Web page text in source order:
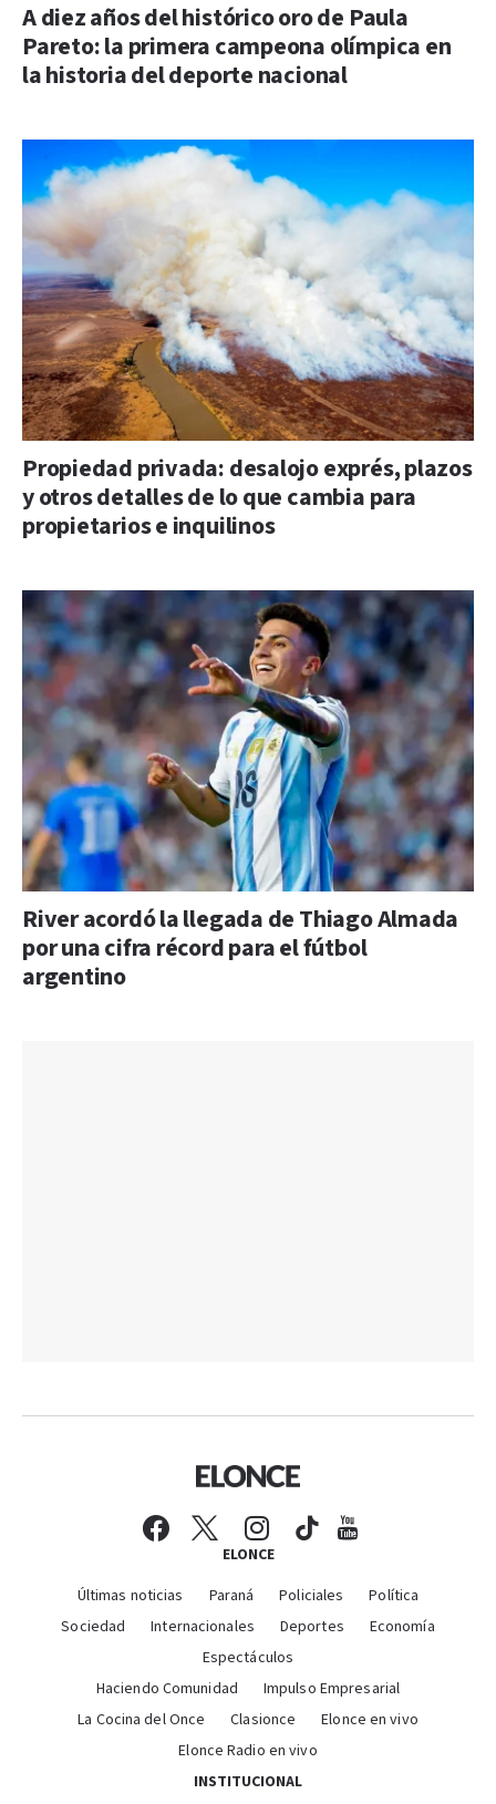
A diez años del histórico oro de Paula
Pareto: la primera campeona olímpica en
la historia del deporte nacional
Propiedad privada: desalojo exprés, plazos
y otros detalles de lo que cambia para
propietarios e inquilinos
River acordó la llegada de Thiago Almada
por una cifra récord para el fútbol
argentino
ELONCE
Últimas noticias Paraná Policiales
Política
Sociedad
Internacionales Deportes
Economía
Espectáculos
Haciendo Comunidad
Impulso Empresarial
La Cocina del Once
Clasionce
Elonce en vivo
Elonce Radio en vivo
INSTITUCIONAL